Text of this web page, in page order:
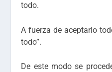
todo.
A fuerza de aceptarlo
todo”.
De este modo se